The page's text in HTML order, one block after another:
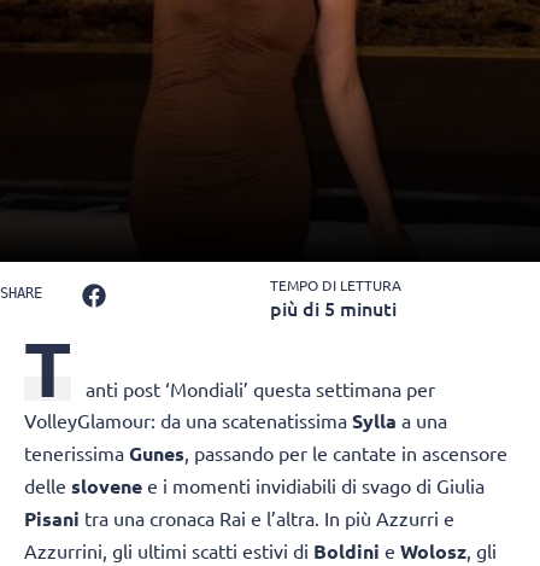
SHARE TEMPO DI LETTURA
più di 5 minuti
T
anti post ‘Mondiali’ questa settimana per
VolleyGlamour: da una scatenatissima Sylla a una
tenerissima Gunes, passando per le cantate in ascensore
delle slovene e i momenti invidiabili di svago di Giulia
Pisani tra una cronaca Rai e l’altra. In più Azzurri e
Azzurrini, gli ultimi scatti estivi di Boldini e Wolosz, gli